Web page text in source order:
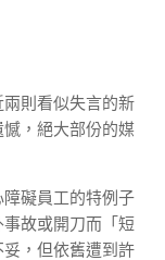
則看似失言的新
，絕大部份的媒
礙員工的特例子
故或開刀而「短
，但依舊遭到許